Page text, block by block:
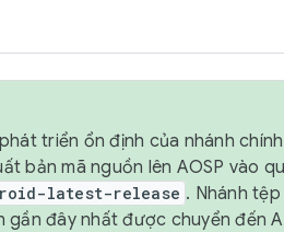
triển ổn định của nhánh
bản mã nguồn lên AOSP vào
latest-release . Nhánh
gần đây nhất được chuyển đến